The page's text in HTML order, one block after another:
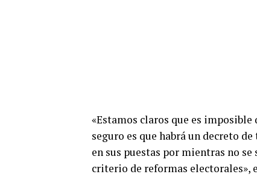
«Estamos claros que es imposible
seguro es que habrá un decreto
en sus puestas por mientras no
criterio de reformas electorales»,